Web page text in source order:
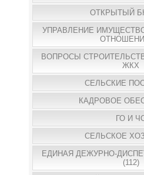
ОТКРЫТЫЙ
УПРАВЛЕНИЕ
ВОПРОСЫ
ЖКХ
СЕЛЬСКИЕ
КАДРОВОЕ
ГО И
СЕЛЬСКОЕ
ЕДИНАЯ ДЕЖУРНО-
(112)